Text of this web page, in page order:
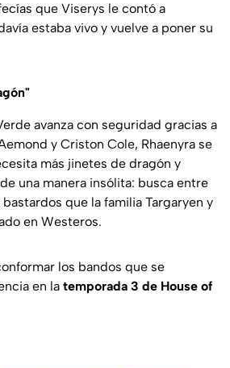
que Viserys le contó a
estaba vivo y vuelve a poner su
avanza con seguridad gracias a
y Criston Cole, Rhaenyra se
más jinetes de dragón y
una manera insólita: busca entre
que la familia Targaryen y
en Westeros.
los bandos que se
en la temporada 3 de House of